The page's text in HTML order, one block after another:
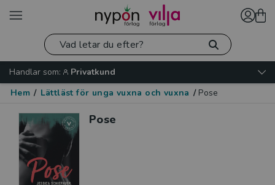
Handlar som:
Privatkund
Hem / Lättläst för unga vuxna och vuxna / Pose
Pose